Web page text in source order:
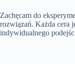
Zachęcam do
rozwiązań. Każda cera
indywidualnego